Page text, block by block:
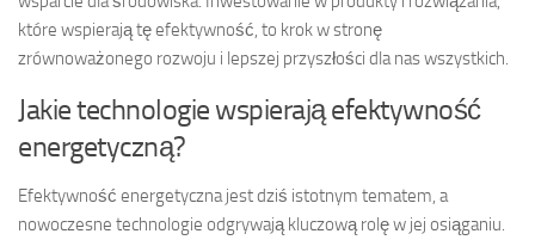
które wspierają tę efektywność, to krok w stronę
zrównoważonego rozwoju i lepszej przyszłości dla nas wszystkich.
Jakie technologie wspierają efektywność
energetyczną?
Efektywność energetyczna jest dziś istotnym tematem, a
nowoczesne technologie odgrywają kluczową rolę w jej osiąganiu.